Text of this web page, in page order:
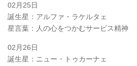
02月25日
誕生星：アルファ・ラケルタェ
星言葉：人の心をつかむサービス精神
02月26日
誕生星：ニュー・トゥカーナェ